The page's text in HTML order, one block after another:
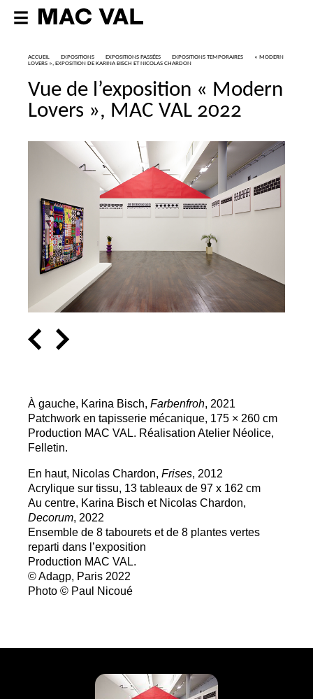
ACCUEIL EXPOSITIONS EXPOSITIONS PASSÉES EXPOSITIONS TEMPORAIRES « MODERN
LOVERS », EXPOSITION DE KARINA BISCH ET NICOLAS CHARDON
Vue de l’exposition « Modern
Lovers », MAC VAL 2022
À gauche, Karina Bisch, Farbenfroh, 2021
Patchwork en tapisserie mécanique, 175 × 260 cm
Production MAC VAL. Réalisation Atelier Néolice,
Felletin.
En haut, Nicolas Chardon, Frises, 2012
Acrylique sur tissu, 13 tableaux de 97 x 162 cm
Au centre, Karina Bisch et Nicolas Chardon,
Decorum, 2022
Ensemble de 8 tabourets et de 8 plantes vertes
reparti dans l’exposition
Production MAC VAL.
© Adagp, Paris 2022
Photo © Paul Nicoué